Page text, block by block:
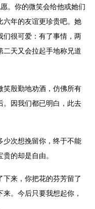
。你的微笑会给他或她们
六年的友谊更珍贵吧。她
们很可爱：有了事情，两
二天又会拉起手地称兄道
殷勤地劝酒，仿佛所有
。因我们都已明白，此去
次想挽留你，终于不能
的却是自由。
来，你把花的芬芳留了
。今后只要我想起你，